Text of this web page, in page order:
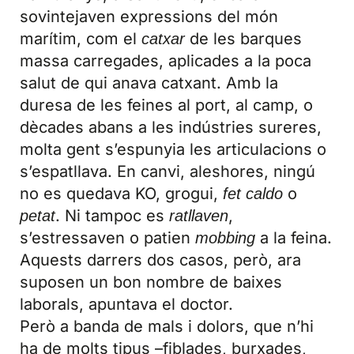
sovintejaven expressions del món
marítim, com el catxarde les barques
massa carregades, aplicades a la poca
salut de qui anava catxant. Amb la
duresa de les feines al port, al camp, o
dècades abans a les indústries sureres,
molta gent s’espunyia les articulacions o
s’espatllava. En canvi, aleshores, ningú
no es quedava KO, grogui, fet caldo o
petat. Ni tampoc es ratllaven,
s’estressaven o patien mobbing a la feina.
Aquests darrers dos casos, però, ara
suposen un bon nombre de baixes
laborals, apuntava el doctor.
Però a banda de mals i dolors, que n’hi
ha de molts tipus –fiblades, burxades,